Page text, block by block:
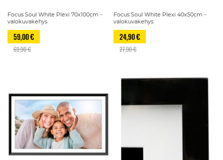
Focus Soul White Plexi 70x100cm -
valokuvakehys
59,00 €
69,90 €
Focus Soul White Plexi 40x50cm -
valokuvakehys
24,90 €
27,90 €